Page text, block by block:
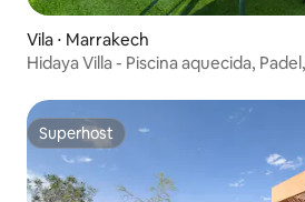
Vila ⋅ Marrakech
Hidaya Villa - Piscina aquecida,
Superhost
Superhost